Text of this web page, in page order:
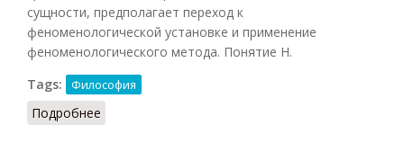
сущности, предполагает переход к
феноменологической установке и применение
феноменологического метода. Понятие Н.
Tags:
Философия
Подробнее